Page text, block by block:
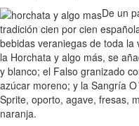
De un
tradición cien por cien
bebidas veraniegas de toda
la Horchata y algo más, se
y blanco; el Falso granizado
azúcar moreno; y la Sangría
Sprite, oporto, agave, fresas,
naranja.